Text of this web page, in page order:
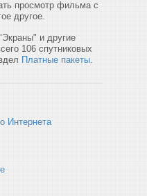
просмотр фильма с
другое.
и другие
106 спутниковых
Платные пакеты.
Интернета